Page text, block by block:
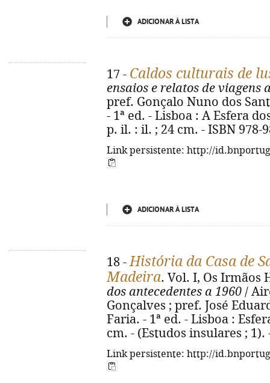
ADICIONAR À LISTA
17 - Caldos culturais de
ensaios e relatos de viagens
pref. Gonçalo Nuno dos
- 1ª ed. - Lisboa : A Esfera
p. il. : il. ; 24 cm. - ISBN 978-
Link persistente: http://
ADICIONAR À LISTA
18 -História da Casa de
Madeira. Vol. I, Os Irmãos
dos antecedentes a 1960 /
Gonçalves ; pref. José
Faria. - 1ª ed. - Lisboa :
cm. - (Estudos insulares ; 1).
Link persistente: http://